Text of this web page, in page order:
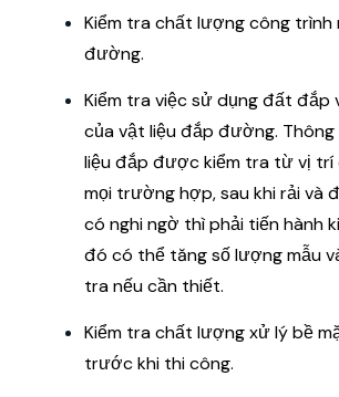
Kiểm tra chất lượng công trình
đường.
Kiểm tra việc sử dụng đất đắp
của vật liệu đắp đường.
liệu đắp được kiểm tra từ vị trí
mọi trường hợp, sau khi rải và
có nghi ngờ thì phải tiến hành
đó có thể tăng số lượng mẫu
tra nếu cần thiết.
Kiểm tra chất lượng xử lý bề
trước khi thi công.